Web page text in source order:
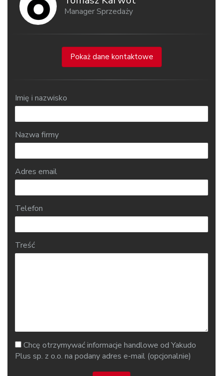
Manager Sprzedaży
Pokaż dane kontaktowe
Imię i nazwisko
Nazwa firmy
Adres email
Telefon
Treść
Chcę otrzymywać informacje handlowe od Yakudo
Plus sp. z o.o. na podany adres e-mail (opcjonalnie)